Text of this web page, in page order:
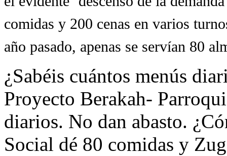
comidas y 200 cenas en varios
año pasado, apenas se servían 80
¿Sabéis cuántos menús
Proyecto Berakah-
diarios. No dan abasto.
Social dé 80 comidas y